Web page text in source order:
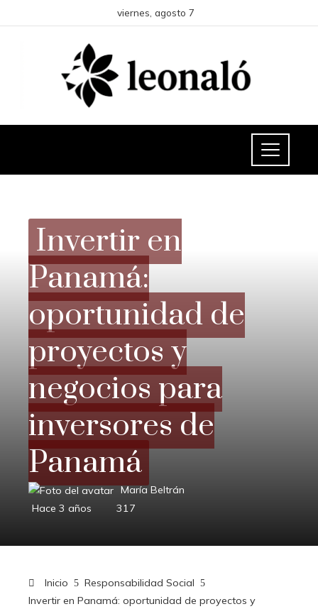
viernes, agosto 7
Invertir en
Panamá:
oportunidad de
proyectos y
negocios para
inversores de
Panamá
María Beltrán
Hace 3 años
317
Inicio
Responsabilidad Social
Invertir en Panamá: oportunidad de proyectos y